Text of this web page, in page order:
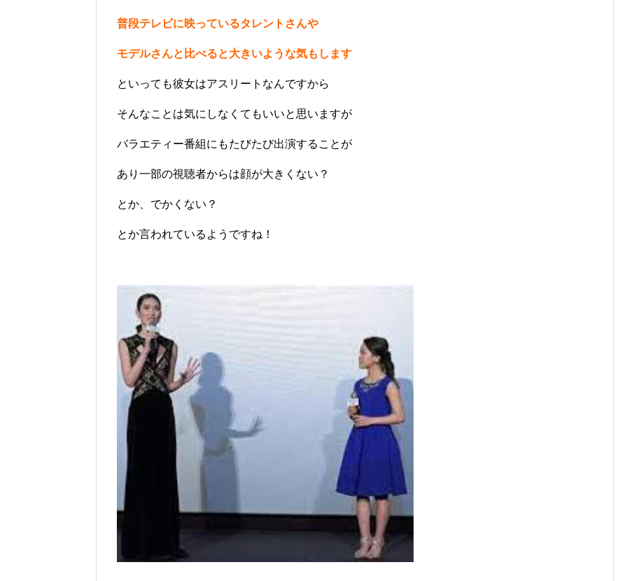
普段テレビに映っているタレントさんや
モデルさんと比べると大きいような気もします
といっても彼女はアスリートなんですから
そんなことは気にしなくてもいいと思いますが
バラエティー番組にもたびたび出演することが
あり一部の視聴者からは顔が大きくない？
とか、でかくない？
とか言われているようですね！